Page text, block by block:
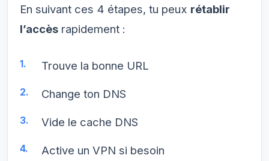
En suivant ces 4 étapes, tu peux rétablir
l’accès rapidement :
Trouve la bonne URL
Change ton DNS
Vide le cache DNS
Active un VPN si besoin